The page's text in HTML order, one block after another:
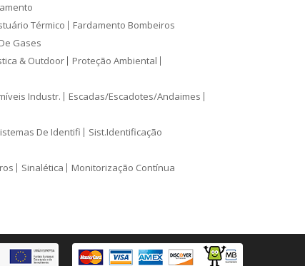
Térmico Fardamento Bombeiros
Gases
& Outdoor
Proteção Ambiental
Industr.
Escadas/Escadotes/Andaimes
De Identifi Sist.Identificação
Sinalética Monitorização Contínua